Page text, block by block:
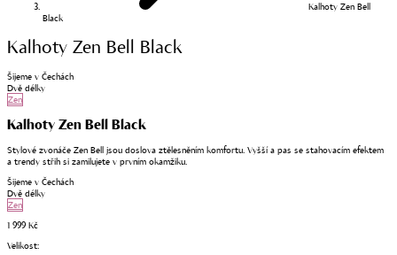
Kalhoty Zen Bell
Black
Kalhoty Zen Bell Black
Šijeme v Čechách
Dvě délky
Zen
Kalhoty Zen Bell Black
Stylové zvonáče Zen Bell jsou doslova ztělesněním komfortu. Vyšší a pas se stahovacím efektem
a trendy střih si zamilujete v prvním okamžiku.
Šijeme v Čechách
Dvě délky
Zen
1 999 Kč
Velikost: